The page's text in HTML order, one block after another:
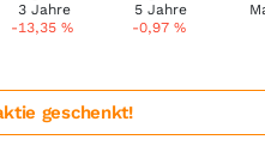
-13,35% -0,97 %
geschenkt!